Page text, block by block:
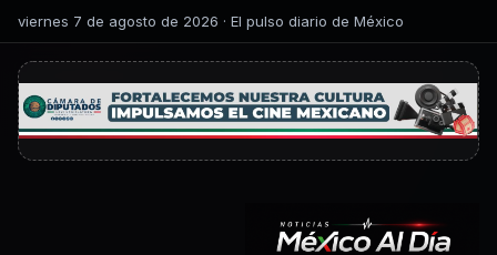
viernes 7 de agosto de 2026 · El pulso diario de México